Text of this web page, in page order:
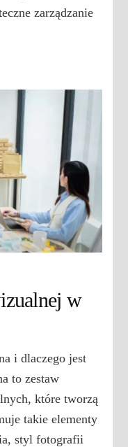
zarządzanie
w
i dlaczego jest
to zestaw
które tworzą
takie elementy
styl fotografii